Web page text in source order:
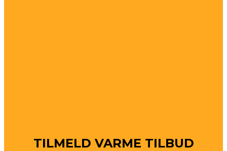
TILMELD VARME TILBUD